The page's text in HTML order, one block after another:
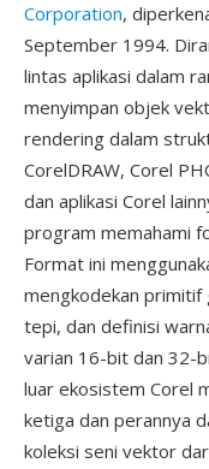
Corporation,
September 1994.
lintas aplikasi dalam
menyimpan objek
rendering dalam
CorelDRAW, Corel
dan aplikasi Corel
program memahami
Format ini
mengkodekan
tepi, dan definisi
varian 16-bit dan 32-
luar ekosistem Corel
ketiga dan perannya
koleksi seni vektor